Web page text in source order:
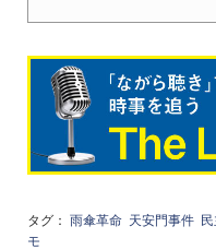
タグ： 雨傘革命 天安門事件
モ